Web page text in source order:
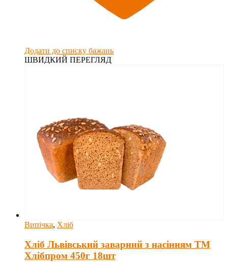
Додати до списку бажань
ШВИДКИЙ ПЕРЕГЛЯД
Випічка, Хліб
Хліб Львівський заварний з насінням ТМ
Хлібпром 450г 18шт